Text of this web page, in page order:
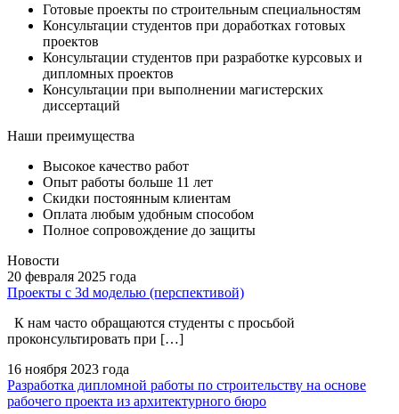
Готовые проекты по строительным специальностям
Консультации студентов при доработках готовых
проектов
Консультации студентов при разработке курсовых и
дипломных проектов
Консультации при выполнении магистерских
диссертаций
Наши преимущества
Высокое качество работ
Опыт работы больше 11 лет
Скидки постоянным клиентам
Оплата любым удобным способом
Полное сопровождение до защиты
Новости
20 февраля 2025 года
Проекты с 3d моделью (перспективой)
К нам часто обращаются студенты с просьбой
проконсультировать при […]
16 ноября 2023 года
Разработка дипломной работы по строительству на основе
рабочего проекта из архитектурного бюро